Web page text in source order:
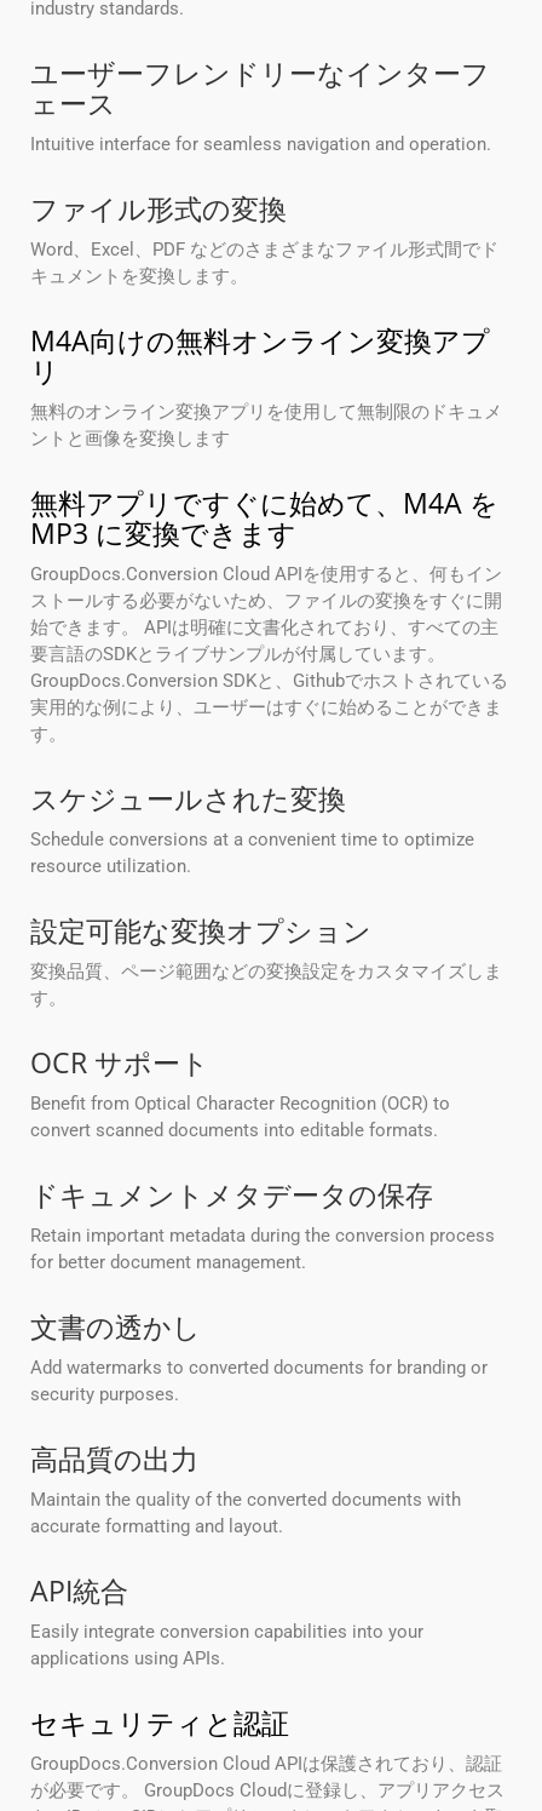
industry standards.
ユーザーフレンドリーなインターフ
ェース
Intuitive interface for seamless navigation and operation.
ファイル形式の変換
Word、Excel、PDF などのさまざまなファイル形式間でド
キュメントを変換します。
M4A向けの無料オンライン変換アプ
リ
無料のオンライン変換アプリを使用して無制限のドキュメ
ントと画像を変換します
無料アプリですぐに始めて、M4A を
MP3 に変換できます
GroupDocs.Conversion Cloud APIを使用すると、何もイン
ストールする必要がないため、ファイルの変換をすぐに開
始できます。 APIは明確に文書化されており、すべての主
要言語のSDKとライブサンプルが付属しています。
GroupDocs.Conversion SDKと、Githubでホストされている
実用的な例により、ユーザーはすぐに始めることができま
す。
スケジュールされた変換
Schedule conversions at a convenient time to optimize
resource utilization.
設定可能な変換オプション
変換品質、ページ範囲などの変換設定をカスタマイズしま
す。
OCR サポート
Benefit from Optical Character Recognition (OCR) to
convert scanned documents into editable formats.
ドキュメントメタデータの保存
Retain important metadata during the conversion process
for better document management.
文書の透かし
Add watermarks to converted documents for branding or
security purposes.
高品質の出力
Maintain the quality of the converted documents with
accurate formatting and layout.
API統合
Easily integrate conversion capabilities into your
applications using APIs.
セキュリティと認証
GroupDocs.Conversion Cloud APIは保護されており、認証
が必要です。 GroupDocs Cloudに登録し、アプリアクセス